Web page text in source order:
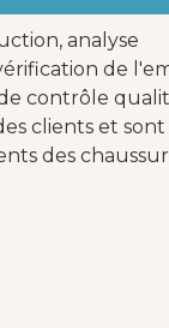
analyse
de
contrôle
clients et sont
des